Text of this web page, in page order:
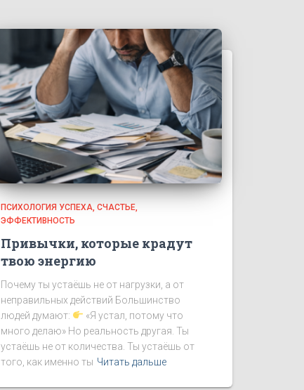
ПСИХОЛОГИЯ УСПЕХА СЧАСТЬЕ
ЭФФЕКТИВНОСТЬ
Привычки, которые крадут
твою энергию
Почему ты устаёшь не от нагрузки, а от
неправильных действий Большинство
людей думают:
«Я устал, потому что
много делаю» Но реальность другая. Ты
устаёшь не от количества. Ты устаёшь от
того, как именно ты Читать дальше